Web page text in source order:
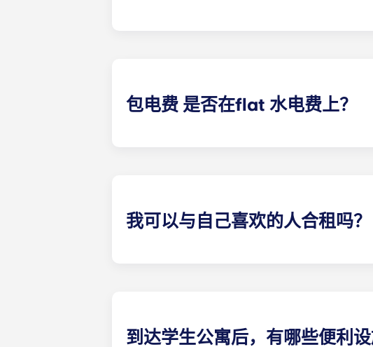
包电费 是否在flat 水电费上？
我可以与自己喜欢的人合租吗？
到达学生公寓后，有哪些便利设